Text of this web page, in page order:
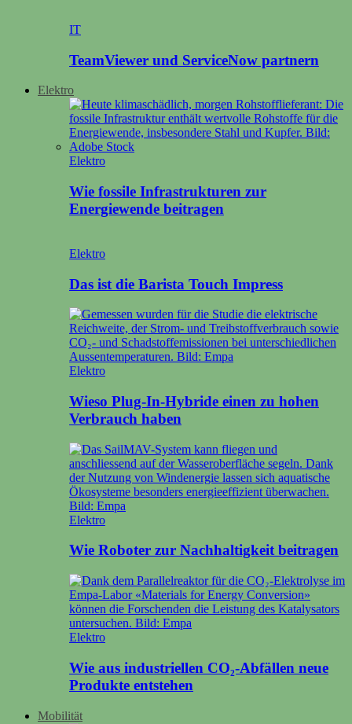
IT
TeamViewer und ServiceNow partnern
Elektro
Elektro
Wie fossile Infrastrukturen zur
Energiewende beitragen
Elektro
Das ist die Barista Touch Impress
Elektro
Wieso Plug-In-Hybride einen zu hohen
Verbrauch haben
Elektro
Wie Roboter zur Nachhaltigkeit beitragen
Elektro
Wie aus industriellen CO₂-Abfällen neue
Produkte entstehen
Mobilität